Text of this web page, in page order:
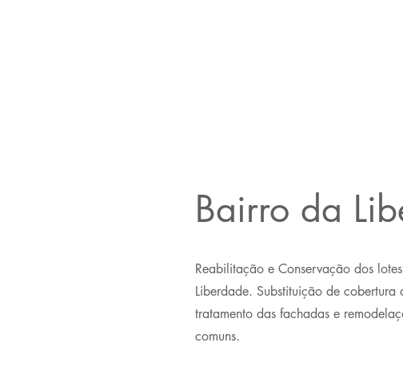
Bairro da
Reabilitação e Conservação dos
Liberdade. Substituição de cobertura
tratamento das fachadas e
comuns.